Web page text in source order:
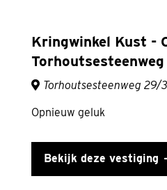
Kringwinkel Kust -
Torhoutsesteenweg
Torhoutsesteenweg 29/
Opnieuw geluk
Bekijk deze vestiging